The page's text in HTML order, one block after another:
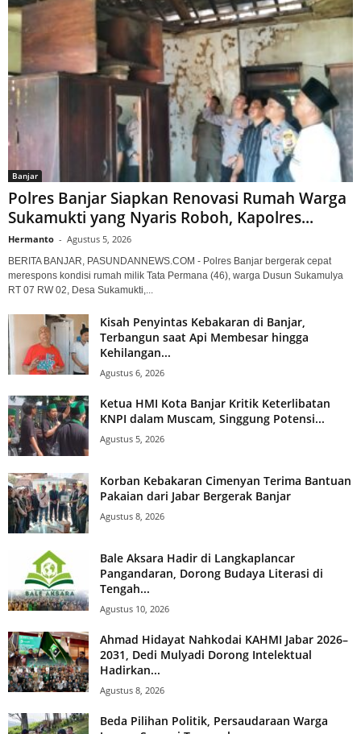
Banjar
Polres Banjar Siapkan Renovasi Rumah Warga
Sukamukti yang Nyaris Roboh, Kapolres...
Hermanto - Agustus 5, 2026
BERITA BANJAR, PASUNDANNEWS.COM - Polres Banjar bergerak cepat
merespons kondisi rumah milik Tata Permana (46), warga Dusun Sukamulya
RT 07 RW 02, Desa Sukamukti,...
Kisah Penyintas Kebakaran di Banjar,
Terbangun saat Api Membesar hingga
Kehilangan...
Agustus 6, 2026
Ketua HMI Kota Banjar Kritik Keterlibatan
KNPI dalam Muscam, Singgung Potensi...
Agustus 5, 2026
Korban Kebakaran Cimenyan Terima Bantuan
Pakaian dari Jabar Bergerak Banjar
Agustus 8, 2026
Bale Aksara Hadir di Langkaplancar
Pangandaran, Dorong Budaya Literasi di
Tengah...
Agustus 10, 2026
Ahmad Hidayat Nahkodai KAHMI Jabar 2026–
2031, Dedi Mulyadi Dorong Intelektual
Hadirkan...
Agustus 8, 2026
Beda Pilihan Politik, Persaudaraan Warga